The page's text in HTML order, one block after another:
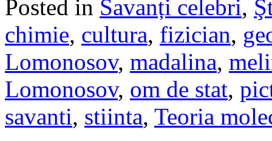
Posted in Savanți celebri,
chimie, cultura, fizician,
Lomonosov, madalina,
Lomonosov, om de stat,
savanti, stiinta, Teoria